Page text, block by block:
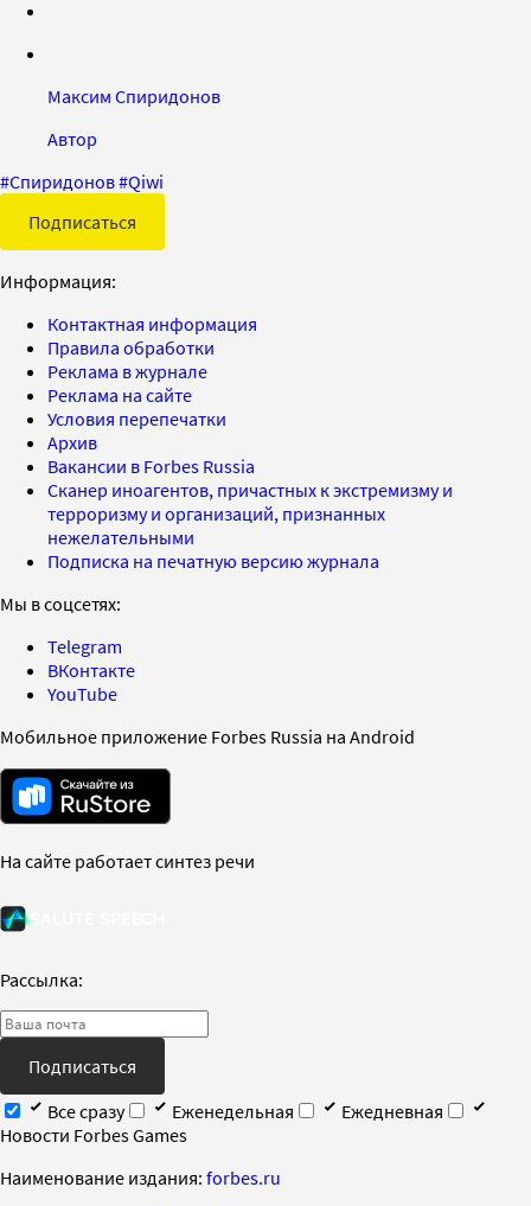
Максим Спиридонов
Автор
#Спиридонов#Qiwi
Подписаться
Информация:
Контактная информация
Правила обработки
Реклама в журнале
Реклама на сайте
Условия перепечатки
Архив
Вакансии в Forbes Russia
Сканер иноагентов, причастных к экстремизму и
терроризму и организаций, признанных
нежелательными
Подписка на печатную версию журнала
Мы в соцсетях:
Telegram
ВКонтакте
YouTube
Мобильное приложение Forbes Russia на Android
На сайте работает синтез речи
Рассылка:
Подписаться
Все сразу
Еженедельная
Ежедневная
Новости Forbes Games
Наименование издания: forbes.ru